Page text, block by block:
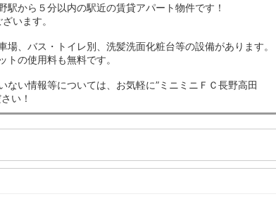
駅から５分以内の駅近の賃貸アパート物件です！
います。
場、バス・トイレ別、洗髪洗面化粧台等の設備があります。
トの使用料も無料です。
ない情報等については、お気軽に”ミニミニＦＣ長野高田
い！